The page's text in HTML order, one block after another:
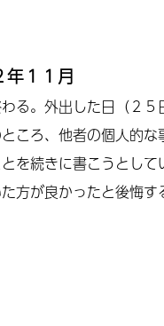
年１１月
る。外出した日（２
ころ、他者の個人的
を続きに書こうとし
方が良かったと後悔す